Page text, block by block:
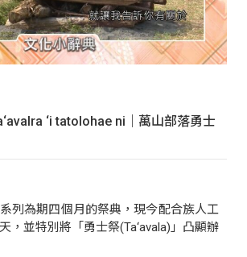
‘i tatolohae ni｜萬山部落勇士
列為期四個月的祭典，現今配合族人工
，並特別將「勇士祭(Ta‘avala)」凸顯辦